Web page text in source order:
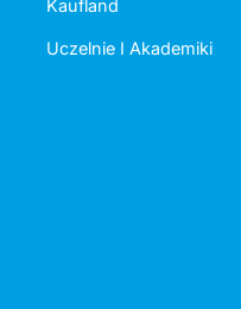
Kaufland
Uczelnie I Akademiki